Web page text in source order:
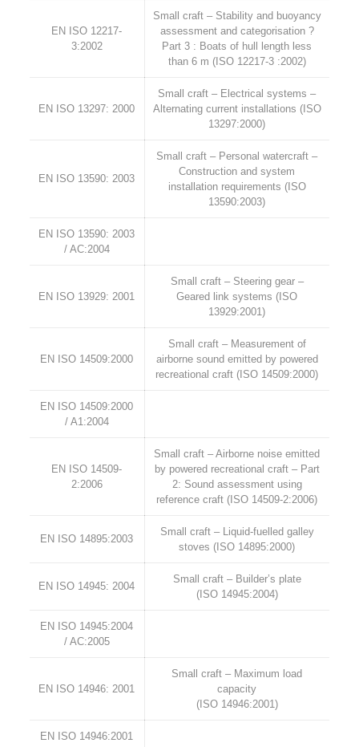
EN ISO 12217-
3:2002
Small craft – Stability and buoyancy
assessment and categorisation ?
Part 3 : Boats of hull length less
than 6 m (ISO 12217-3 :2002)
EN ISO 13297: 2000
Small craft – Electrical systems –
Alternating current installations (ISO
13297:2000)
EN ISO 13590: 2003
Small craft – Personal watercraft –
Construction and system
installation requirements (ISO
13590:2003)
EN ISO 13590: 2003
/ AC:2004
EN ISO 13929: 2001
Small craft – Steering gear –
Geared link systems (ISO
13929:2001)
EN ISO 14509:2000
Small craft – Measurement of
airborne sound emitted by powered
recreational craft (ISO 14509:2000)
EN ISO 14509:2000
/ A1:2004
EN ISO 14509-
2:2006
Small craft – Airborne noise emitted
by powered recreational craft – Part
2: Sound assessment using
reference craft (ISO 14509-2:2006)
EN ISO 14895:2003
Small craft – Liquid-fuelled galley
stoves (ISO 14895:2000)
EN ISO 14945: 2004
Small craft – Builder’s plate
(ISO 14945:2004)
EN ISO 14945:2004
/ AC:2005
EN ISO 14946: 2001
Small craft – Maximum load
capacity
(ISO 14946:2001)
EN ISO 14946:2001